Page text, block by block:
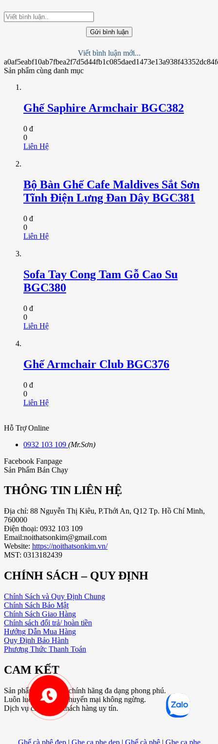
Gửi bình luận
Viết bình luận mới...
Sản phẩm cùng danh mục
Ghế Saphire Armchair BGC382
0 đ
0
Liên Hệ
Bộ Bàn Ghế Cafe Maldives Sắt Sơn
Tĩnh Điện Lưng Đan Dây BGC381
0 đ
0
Liên Hệ
Sofa Tay Cong Tam Gỗ Cao Su
BGC380
0 đ
0
Liên Hệ
Ghế Armchair Club BGC376
0 đ
0
Liên Hệ
Hỗ Trợ Online
0932 103 109 (Mr.Sơn)
Facebook Fanpage
Sản Phẩm Bán Chạy
THÔNG TIN LIÊN HỆ
Địa chỉ: 88 Nguyễn Thị Kiêu, P.Thới An, Q12 Tp. Hồ Chí Minh,
760000
Điện thoại: 0932 103 109
Email:noithatsonkim@gmail.com
Website: https://noithatsonkim.vn/
MST: 0313182439
CHÍNH SÁCH – QUY ĐỊNH
Chính Sách và Quy Định Chung
Chính Sách Bảo Mật
Chính Sách Giao Hàng
Chính sách đổi trả/ hoàn tiền
Hướng Dẫn Mua Hàng
Quy Định Bảo Hành
Phương Thức Thanh Toán
CAM KẾT
Sản phẩm, hàng hóa chính hãng đa dạng phong phú.
Luôn luôn giá rẻ & khuyến mại không ngừng.
Dịch vụ chăm sóc khách hàng uy tín.
Ghế cà phê đẹp| Ghe ca phe dep| Ghế cà phê| Ghe ca phe